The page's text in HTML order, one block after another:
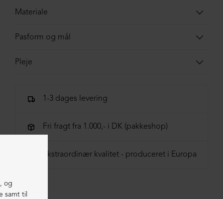
Materiale
blandingsmaterialer af syntetisk gummi.
Pasform og mål
og vi tager forbehold for
38 = 25 cm | 38½ = 25,3 cm
41 = 27 cm
Pleje
Imprægnering frarådes, da det ikke gavner skindets
1-3 dages levering
Fri fragt fra 1.000,- i DK (pakkeshop)
Ekstraordinær kvalitet - produceret i Europa